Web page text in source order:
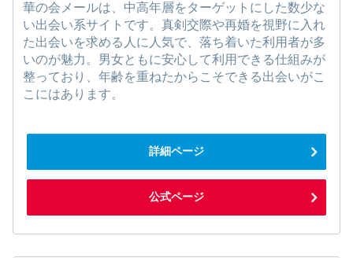
華の会メールは、中高年層をターゲットにした数少な
い出会い系サイトです。真剣交際や再婚を視野に入れ
た出会いを求める人に人気で、落ち着いた利用者が多
いのが魅力。男女ともに安心して利用できる仕組みが
整っており、年齢を重ねたからこそできる出会いがこ
こにはあります。
詳細ページ
公式ページ